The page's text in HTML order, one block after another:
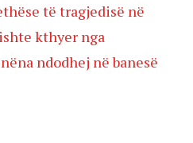
të tragjedisë në
kthyer nga
ndodhej në banesë